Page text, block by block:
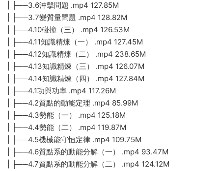
| ├──3.6沖擊問題 .mp4 127.85M
| ├──3.7變質量問題 .mp4 128.82M
| ├──4.10碰撞（三） .mp4 126.53M
| ├──4.11知識精煉（一） .mp4 127.45M
| ├──4.12知識精煉（二） .mp4 238.65M
| ├──4.13知識精煉（三） .mp4 126.07M
| ├──4.14知識精煉（四） .mp4 127.84M
| ├──4.1功與功率 .mp4 117.26M
| ├──4.2質點的動能定理 .mp4 85.99M
| ├──4.3勢能（一） .mp4 125.18M
| ├──4.4勢能（二） .mp4 119.87M
| ├──4.5機械能守恒定律 .mp4 109.75M
| ├──4.6質點系的動能分解（一） .mp4 93.47M
| ├──4.7質點系的動能分解（二） .mp4 124.12M